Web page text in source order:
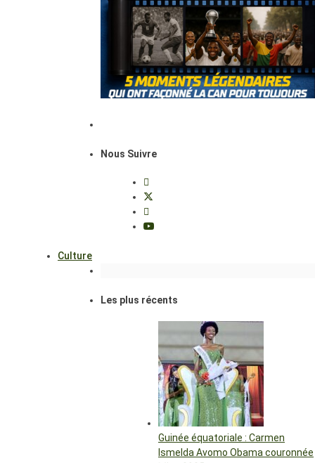
Nous Suivre
Culture
Les plus récents
Guinée équatoriale : Carmen
Ismelda Avomo Obama couronnée